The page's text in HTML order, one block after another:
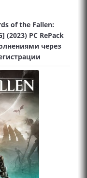
of the Fallen:
(2023) PC RePack
через